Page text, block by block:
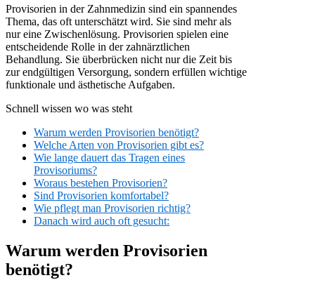
Provisorien in der Zahnmedizin sind ein spannendes
Thema, das oft unterschätzt wird. Sie sind mehr als
nur eine Zwischenlösung. Provisorien spielen eine
entscheidende Rolle in der zahnärztlichen
Behandlung. Sie überbrücken nicht nur die Zeit bis
zur endgültigen Versorgung, sondern erfüllen wichtige
funktionale und ästhetische Aufgaben.
Schnell wissen wo was steht
Warum werden Provisorien benötigt?
Welche Arten von Provisorien gibt es?
Wie lange dauert das Tragen eines
Provisoriums?
Woraus bestehen Provisorien?
Sind Provisorien komfortabel?
Wie pflegt man Provisorien richtig?
Danach wird auch oft gesucht:
Warum werden Provisorien
benötigt?